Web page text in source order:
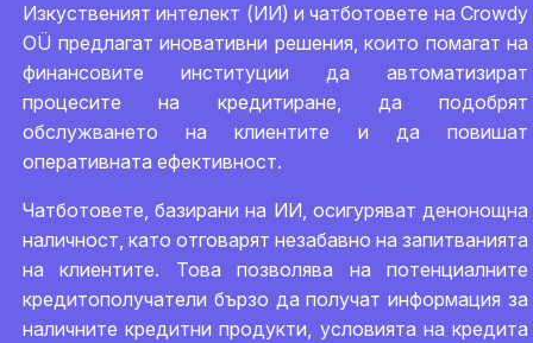
Изкуственият интелект (ИИ) и чатботовете на Crowdy
OÜ предлагат иновативни решения, които помагат на
финансовите институции да автоматизират
процесите на кредитиране, да подобрят
обслужването на клиентите и да повишат
оперативната ефективност.
Чатботовете, базирани на ИИ, осигуряват денонощна
наличност, като отговарят незабавно на запитванията
на клиентите. Това позволява на потенциалните
кредитополучатели бързо да получат информация за
наличните кредитни продукти, условията на кредита